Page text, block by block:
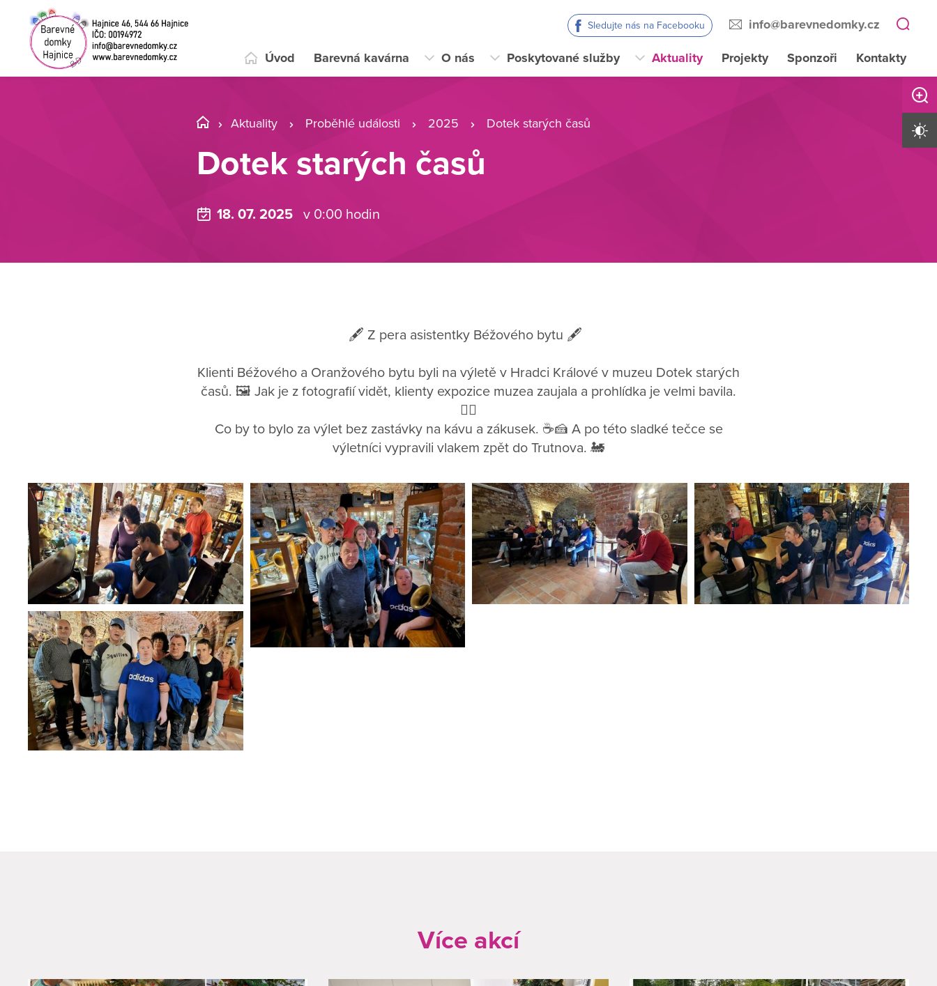
Sledujte nás na Facebooku info@barevnedomky.cz
Úvod Barevná kavárna O nás Poskytované služby Aktuality Projekty Sponzoři Kontakty
Aktuality Proběhlé události 2025 Dotek starých časů
Dotek starých časů
18. 07. 2025 v 0:00 hodin
🖋️ Z pera asistentky Béžového bytu 🖋️
Klienti Béžového a Oranžového bytu byli na výletě v Hradci Králové v muzeu Dotek starých
časů. 🖼️ Jak je z fotografií vidět, klienty expozice muzea zaujala a prohlídka je velmi bavila.
👍🏻
Co by to bylo za výlet bez zastávky na kávu a zákusek. ☕🍰 A po této sladké tečce se
výletníci vypravili vlakem zpět do Trutnova. 🚂
Více akcí